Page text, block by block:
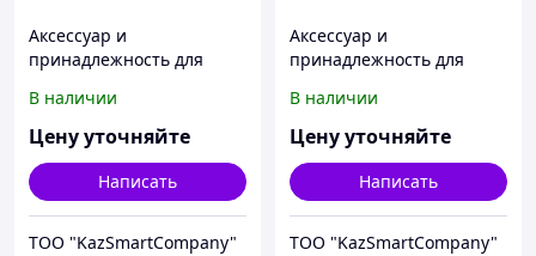
Аксессуар и
принадлежность для
калибровки Fluke
Calibration 3901-11
В наличии
Цену уточняйте
Написать
ТОО "KazSmartCompany"
Аксессуар и
принадлежность для
калибровки Fluke
Calibration 3901-12
В наличии
Цену уточняйте
Написать
ТОО "KazSmartCompany"